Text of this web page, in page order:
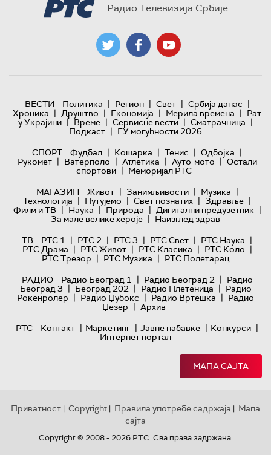
Радио Телевизија Србије
ВЕСТИ Политика | Регион | Свет | Србија данас |
Хроника | Друштво | Економија | Мерила времена | Рат
у Украјини | Време | Сервисне вести | Сматрачница |
Подкаст | ЕУ могућности 2026
СПОРТ
Фудбал | Кошарка | Тенис | Одбојка |
Рукомет | Ватерполо | Атлетика | Ауто-мото | Остали
спортови | Меморијал РТС
МАГАЗИН
Живот | Занимљивости | Музика |
Технологијa | Путујемо | Свет познатих | Здравље |
Филм и ТВ | Наука | Природа | Дигитални предузетник |
За мале велике хероје | Наизглед здрав
ТВ
РТС 1 | РТС 2 | РТС 3 | РТС Свет | РТС Наука |
РТС Драма | РТС Живот | РТС Класика | РТС Коло |
РТС Трезор | РТС Музика | РТС Полетарац
РАДИО
Радио Београд 1 | Радио Београд 2 | Радио
Београд 3 | Београд 202 | Радио Плетеница | Радио
Рокенролер | Радио Џубокс | Радио Вртешка | Радио
Џезер | Архив
РТС
Контакт | Маркетинг | Јавне набавке | Конкурси |
Интернет портал
МАПА САЈТА
Приватност | Copyright | Правила употребе садржаја | Мапа
сајта
Copyright © 2008 - 2026 РТС. Сва права задржана.